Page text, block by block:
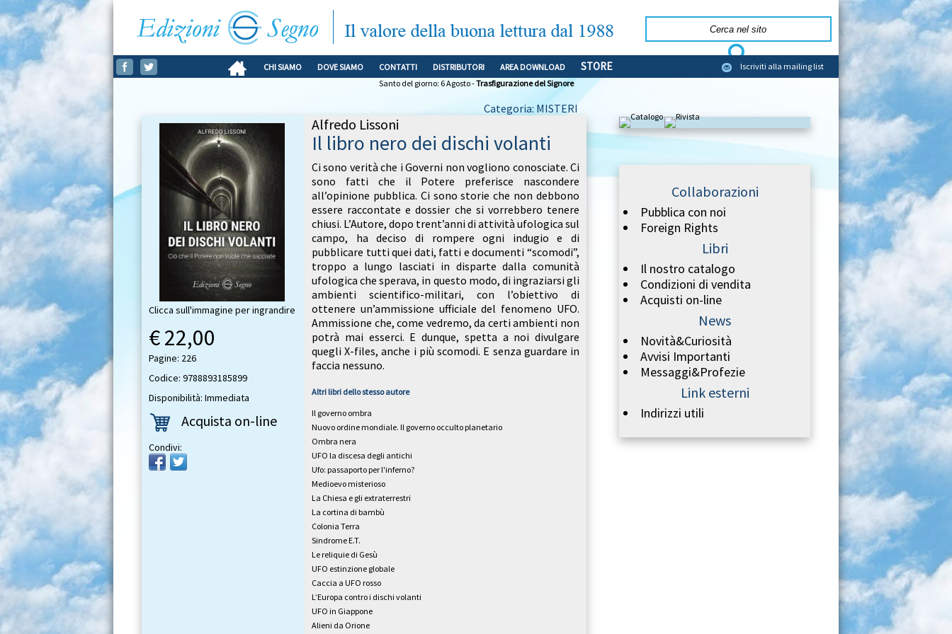
CHI SIAMO DOVE SIAMO CONTATTI DISTRIBUTORI AREA DOWNLOAD STORE
Iscriviti alla mailing list
Santo del giorno: 6 Agosto -Trasfigurazione del Signore
Categoria: MISTERI
Alfredo Lissoni
Il libro nero dei dischi volanti
Ci sono verità che i Governi non vogliono conosciate. Ci
sono fatti che il Potere preferisce nascondere
all’opinione pubblica. Ci sono storie che non debbono
essere raccontate e dossier che si vorrebbero tenere
chiusi. L’Autore, dopo trent’anni di attività ufologica sul
campo, ha deciso di rompere ogni indugio e di
pubblicare tutti quei dati, fatti e documenti “scomodi”,
troppo a lungo lasciati in disparte dalla comunità
ufologica che sperava, in questo modo, di ingraziarsi gli
ambienti scientifico-militari, con l’obiettivo di
ottenere un’ammissione ufficiale del fenomeno UFO.
Ammissione che, come vedremo, da certi ambienti non
potrà mai esserci. E dunque, spetta a noi divulgare
quegli X-files, anche i più scomodi. E senza guardare in
faccia nessuno.
Altri libri dello stesso autore
Il governo ombra
Nuovo ordine mondiale. Il governo occulto planetario
Ombra nera
UFO la discesa degli antichi
Ufo: passaporto per l'inferno?
Medioevo misterioso
La Chiesa e gli extraterrestri
La cortina di bambù
Colonia Terra
Sindrome E.T.
Le reliquie di Gesù
UFO estinzione globale
Caccia a UFO rosso
L’Europa contro i dischi volanti
UFO in Giappone
Alieni da Orione
Clicca sull'immagine per ingrandire
€ 22,00
Pagine: 226
Codice: 9788893185899
Disponibilità: Immediata
Acquista on-line
Condivi:
Collaborazioni
Pubblica con noi
Foreign Rights
Libri
Il nostro catalogo
Condizioni di vendita
Acquisti on-line
News
Novità&Curiosità
Avvisi Importanti
Messaggi&Profezie
Link esterni
Indirizzi utili